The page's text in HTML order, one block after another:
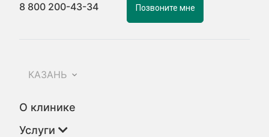
8 800 200-43-34 Позвоните мне
КАЗАНЬ
О клинике
Услуги